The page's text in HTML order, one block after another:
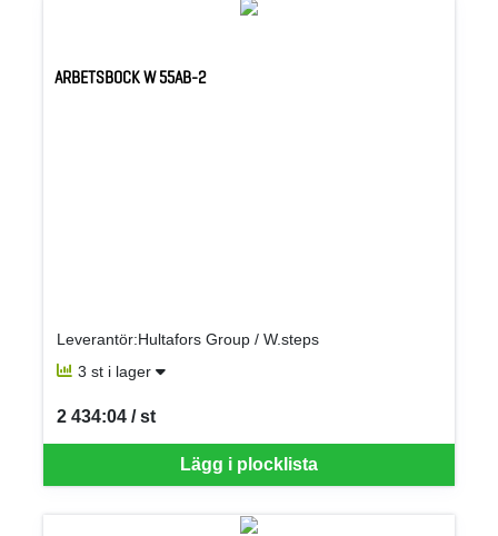
ARBETSBOCK W 55AB-2
Leverantör:Hultafors Group / W.steps
3 st i lager
Lägg i plocklista
2 434:04 / st
SEK per ST